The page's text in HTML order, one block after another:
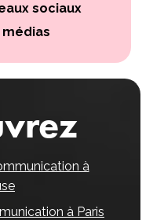
sociaux
à
à Paris